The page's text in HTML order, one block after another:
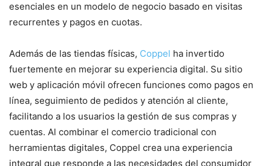
esenciales en un modelo de negocio basado en visitas
recurrentes y pagos en cuotas.
Además de las tiendas físicas, Coppel ha invertido
fuertemente en mejorar su experiencia digital. Su sitio
web y aplicación móvil ofrecen funciones como pagos en
línea, seguimiento de pedidos y atención al cliente,
facilitando a los usuarios la gestión de sus compras y
cuentas. Al combinar el comercio tradicional con
herramientas digitales, Coppel crea una experiencia
integral que responde a las necesidades del consumidor